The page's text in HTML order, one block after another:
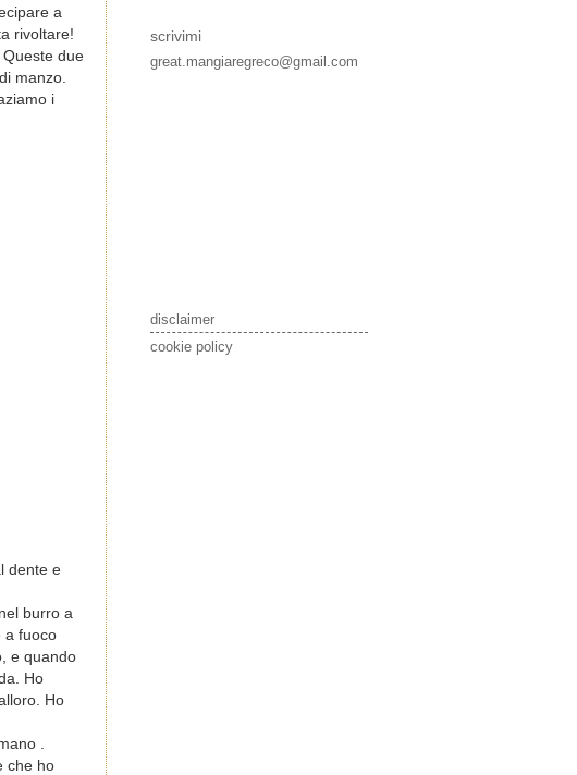
a
rivoltare!
due
di manzo.
i
dente e
burro a
a fuoco
e quando
Ho
Ho
.
che ho
scrivimi
great.mangiaregreco@gmail.com
disclaimer
cookie policy